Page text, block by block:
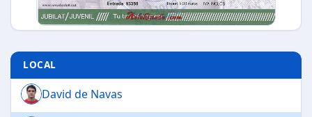
LOCAL
David de Navas